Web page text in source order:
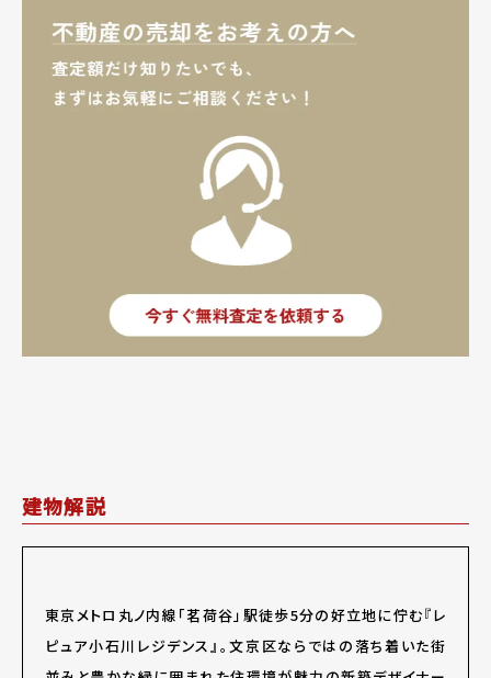
建物解説
東京メトロ丸ノ内線「茗荷谷」駅徒歩5分の好立地に佇む『レ
ピュア小石川レジデンス』。文京区ならではの落ち着いた街